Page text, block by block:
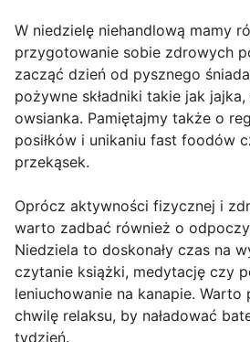
W niedzielę niehandlową mamy
przygotowanie sobie zdrowych
zacząć dzień od pysznego
pożywne składniki takie jak
owsianka. Pamiętajmy także o
posiłków i unikaniu fast foodów
przekąsek.
Oprócz aktywności fizycznej i
warto zadbać również o
Niedziela to doskonały czas na
czytanie książki, medytację czy
leniuchowanie na kanapie.
chwilę relaksu, by naładować
tydzień.